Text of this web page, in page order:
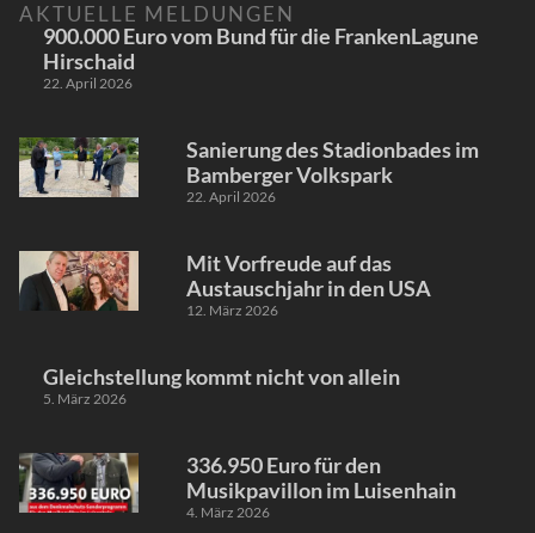
AKTUELLE MELDUNGEN
900.000 Euro vom Bund für die FrankenLagune
Hirschaid
22. April 2026
Sanierung des Stadionbades im
Bamberger Volkspark
22. April 2026
Mit Vorfreude auf das
Austauschjahr in den USA
12. März 2026
Gleichstellung kommt nicht von allein
5. März 2026
336.950 Euro für den
Musikpavillon im Luisenhain
4. März 2026